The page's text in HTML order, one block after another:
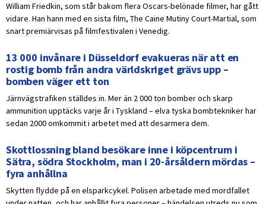
William Friedkin, som står bakom flera Oscars-belönade filmer, har gått
vidare. Han hann med en sista film, The Caine Mutiny Court-Martial, som
snart premiärvisas på filmfestivalen i Venedig.
13 000 invånare i Düsseldorf evakueras när att en
rostig bomb från andra världskriget grävs upp –
bomben väger ett ton
Järnvägstrafiken ställdes in. Mer än 2 000 ton bomber och skarp
ammunition upptäcks varje år i Tyskland – elva tyska bombtekniker har
sedan 2000 omkommit i arbetet med att desarmera dem.
Skottlossning bland besökare inne i köpcentrum i
Sätra, södra Stockholm, man i 20-årsåldern mördas –
fyra anhållna
Skytten flydde på en elsparkcykel. Polisen arbetade med mordfallet